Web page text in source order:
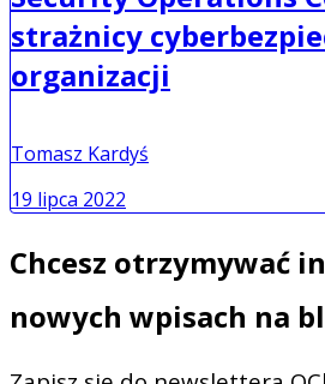
strażnicy
organizacji
Tomasz Kardyś
19 lipca 2022
Chcesz otrzymywać
nowych wpisach na